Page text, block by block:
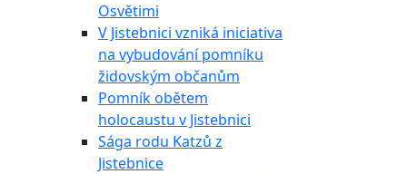
Osvětimi
V Jistebnici vzniká iniciativa
na vybudování pomníku
židovským občanům
Pomník obětem
holocaustu v Jistebnici
Sága rodu Katzů z
Jistebnice